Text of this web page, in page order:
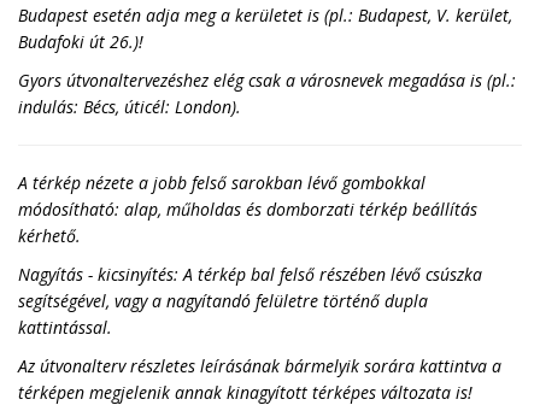
Budapest esetén adja meg a kerületet is (pl.: Budapest, V. kerület,
Budafoki út 26.)!
Gyors útvonaltervezéshez elég csak a városnevek megadása is (pl.:
indulás: Bécs, úticél: London).
A térkép nézete a jobb felső sarokban lévő gombokkal
módosítható: alap, műholdas és domborzati térkép beállítás
kérhető.
Nagyítás - kicsinyítés: A térkép bal felső részében lévő csúszka
segítségével, vagy a nagyítandó felületre történő dupla
kattintással.
Az útvonalterv részletes leírásának bármelyik sorára kattintva a
térképen megjelenik annak kinagyított térképes változata is!